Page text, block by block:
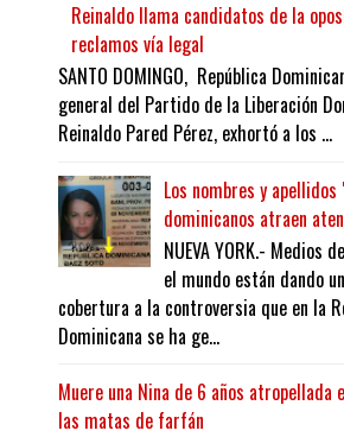
Reinaldo llama candidatos de la
reclamos vía legal
SANTO DOMINGO, República
general del Partido de la Liberación
Reinaldo Pared Pérez, exhortó a los ...
Los nombres y
dominicanos atraen
NUEVA YORK.- Medios
el mundo están dando
cobertura a la controversia que en la
Dominicana se ha ge...
Muere una Nina de 6 años atropellada
las matas de farfán